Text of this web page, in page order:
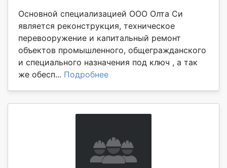
Основной специализацией ООО Олта Си
является реконструкция, техническое
перевооружение и капитальный ремонт
объектов промышленного, общегражданского
и специального назначения под ключ , а так
же обесп... Подробнее